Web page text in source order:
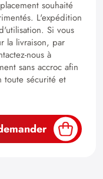
souhaité
L'expédition
Si vous
la livraison, par
nous à
sans accroc afin
toute sécurité et